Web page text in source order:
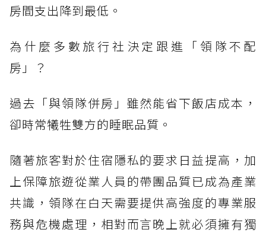
房間支出降到最低。
為什麼多數旅行社決定跟進「領隊不配
房」？
過去「與領隊併房」雖然能省下飯店成本，
卻時常犧牲雙方的睡眠品質。
隨著旅客對於住宿隱私的要求日益提高，加
上保障旅遊從業人員的帶團品質已成為產業
共識，領隊在白天需要提供高強度的專業服
務與危機處理，相對而言晚上就必須擁有獨